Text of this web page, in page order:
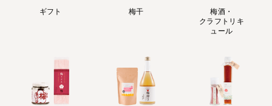
ギフト 梅干
梅酒・
クラフトリキ
ュール